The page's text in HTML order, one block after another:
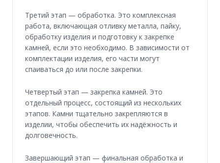
Третий этап — обработка. Это комплексная
работа, включающая отливку металла, пайку,
обработку изделия и подготовку к закрепке
камней, если это необходимо. В зависимости от
комплектации изделия, его части могут
спаиваться до или после закрепки.
Четвертый этап — закрепка камней. Это
отдельный процесс, состоящий из нескольких
этапов. Камни тщательно закрепляются в
изделии, чтобы обеспечить их надёжность и
долговечность.
Завершающий этап — финальная обработка и